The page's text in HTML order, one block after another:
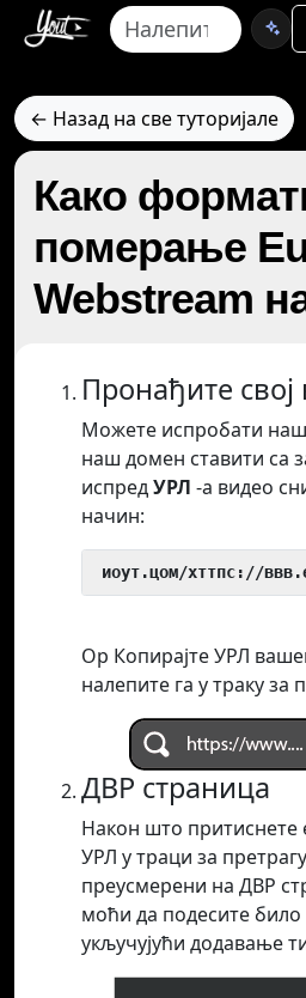
← Назад на све туторијале
Како
померање
Webstream
Пронађите
Можете испробати
наш домен ставити са
испредУРЛ -а видео
начин:
иоут.цом/хттпс://
Ор Копирајте УРЛ
налепите га у траку за
ДВР страница
Након што притиснете
УРЛ у траци за
преусмерени на ДВР
моћи да подесите било
укључујући додавање